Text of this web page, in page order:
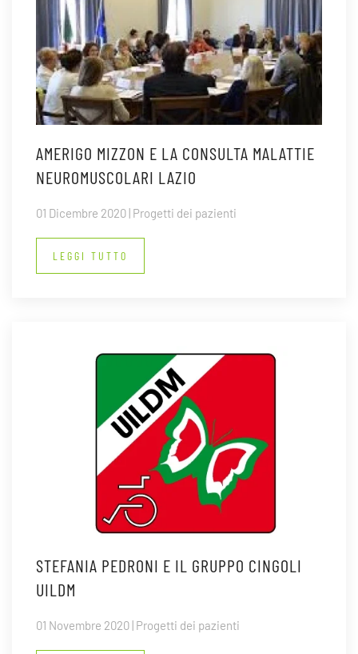
AMERIGO MIZZON E LA CONSULTA MALATTIE
NEUROMUSCOLARI LAZIO
01 Dicembre 2020 | Progetti dei pazienti
LEGGI TUTTO
STEFANIA PEDRONI E IL GRUPPO CINGOLI
UILDM
01 Novembre 2020 | Progetti dei pazienti